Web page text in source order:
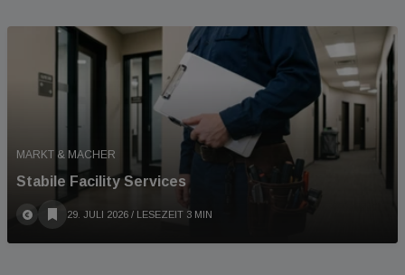
MARKT & MACHER
Stabile Facility Services
29. JULI 2026 / LESEZEIT 3 MIN